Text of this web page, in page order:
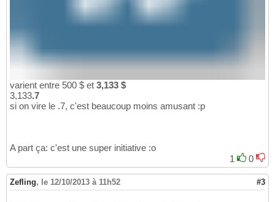
varient entre 500 $ et 3,133 $
3,133.7
si on vire le .7, c'est beaucoup moins amusant :p
A part ça: c'est une super initiative :o
1
0
Zefling, le 12/10/2013 à 11h52 #3